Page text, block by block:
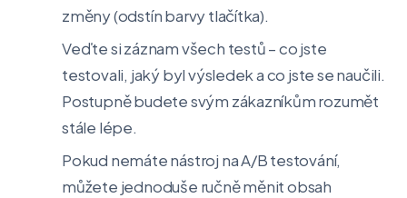
změny (odstín barvy tlačítka).
Veďte si záznam všech testů – co jste
testovali, jaký byl výsledek a co jste se naučili.
Postupně budete svým zákazníkům rozumět
stále lépe.
Pokud nemáte nástroj na A/B testování,
můžete jednoduše ručně měnit obsah